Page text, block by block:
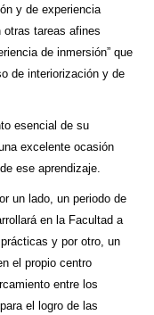
y de experiencia
tareas afines
de inmersión” que
de interiorización y de
esencial de su
excelente ocasión
ese aprendizaje.
un lado, un periodo de
en la Facultad a
y por otro, un
el propio centro
entre los
el logro de las